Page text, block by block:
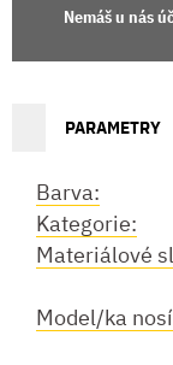
Nemáš u nás
PARAMETRY
Barva:
Kategorie:
Materiálové
Model/ka